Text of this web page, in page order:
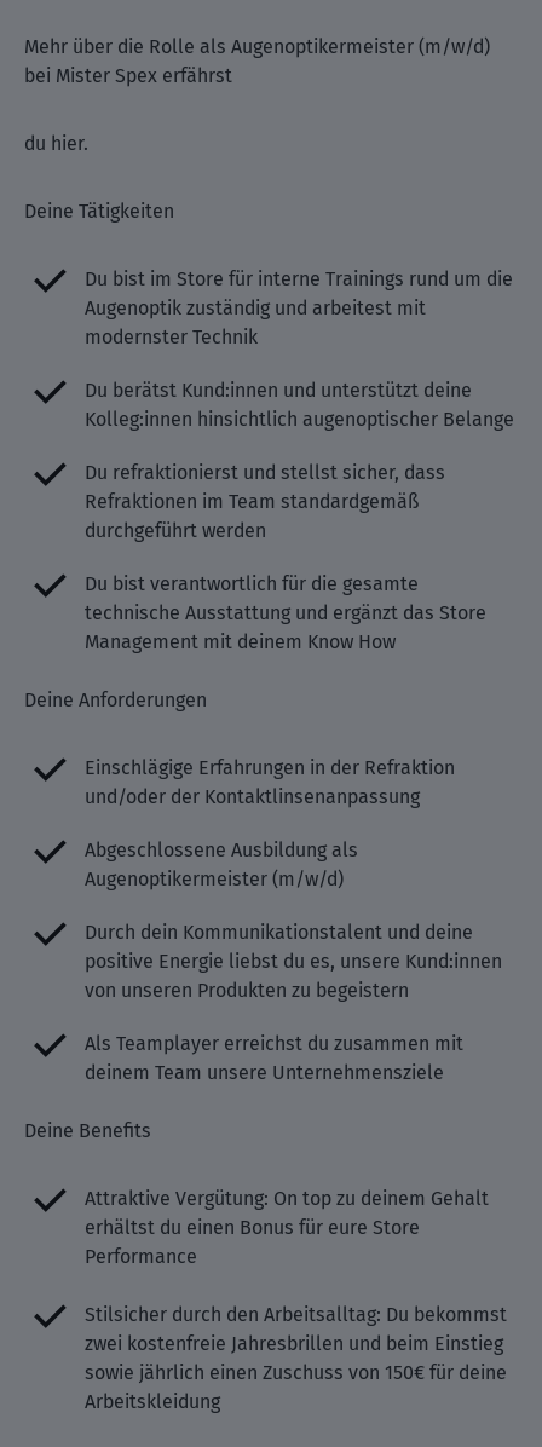
Mehr über die Rolle als Augenoptikermeister (m/w/d)
bei Mister Spex erfährst
du hier.
Deine Tätigkeiten
Du bist im Store für interne Trainings rund um die
Augenoptik zuständig und arbeitest mit
modernster Technik
Du berätst Kund:innen und unterstützt deine
Kolleg:innen hinsichtlich augenoptischer Belange
Du refraktionierst und stellst sicher, dass
Refraktionen im Team standardgemäß
durchgeführt werden
Du bist verantwortlich für die gesamte
technische Ausstattung und ergänzt das Store
Management mit deinem Know How
Deine Anforderungen
Einschlägige Erfahrungen in der Refraktion
und/oder der Kontaktlinsenanpassung
Abgeschlossene Ausbildung als
Augenoptikermeister (m/w/d)
Durch dein Kommunikationstalent und deine
positive Energie liebst du es, unsere Kund:innen
von unseren Produkten zu begeistern
Als Teamplayer erreichst du zusammen mit
deinem Team unsere Unternehmensziele
Deine Benefits
Attraktive Vergütung: On top zu deinem Gehalt
erhältst du einen Bonus für eure Store
Performance
Stilsicher durch den Arbeitsalltag: Du bekommst
zwei kostenfreie Jahresbrillen und beim Einstieg
sowie jährlich einen Zuschuss von 150€ für deine
Arbeitskleidung